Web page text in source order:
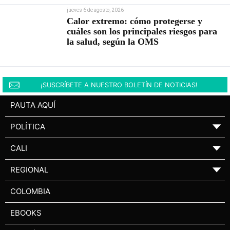
jueves 6 de agosto, 2026
Calor extremo: cómo protegerse y
cuáles son los principales riesgos para
la salud, según la OMS
¡SUSCRÍBETE A NUESTRO BOLETÍN DE NOTICIAS!
PAUTA AQUÍ
POLÍTICA ▼
CALI ▼
REGIONAL ▼
COLOMBIA
EBOOKS